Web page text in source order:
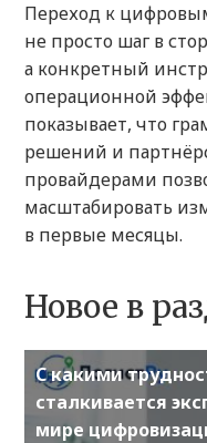
Переход к
не просто шаг в
а конкретный
операционной
показывает, что
решений и
провайдерами
масштабировать
в первые месяцы.
Новое в
С какими
сталкивается
мире